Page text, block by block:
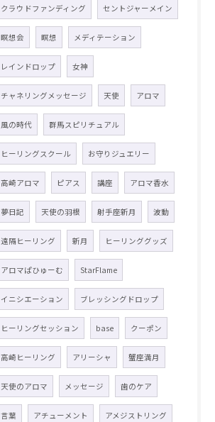
クラウドファンディング セントジャーメイン
瞑想会 瞑想 メディテーション
レインドロップ 女神
チャネリングメッセージ 天使 アロマ
風の時代 群馬スピリチュアル
ヒーリングスクール お守りジュエリー
高崎アロマ ピアス 講座 アロマ香水
夢日記 天使の羽根 射手座新月 波動
遠隔ヒーリング 新月 ヒーリンググッズ
アロマぱひゅーむ StarFlame
イニシエーション ブレッシングドロップ
ヒーリングセッション base クーポン
高崎ヒーリング アリーシャ 蟹座満月
天使のアロマ メッセージ 歯のケア
言葉 アチューメント アメジストリング